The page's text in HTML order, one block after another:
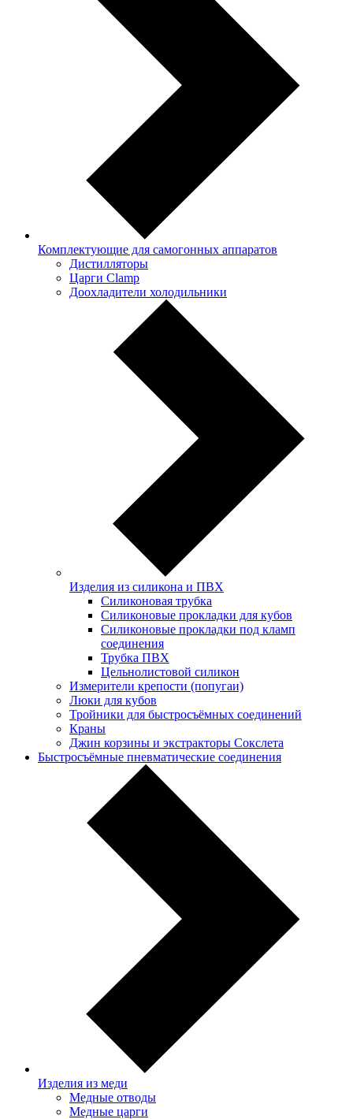
Комплектующие для самогонных аппаратов
Дистилляторы
Царги Clamp
Доохладители холодильники
Изделия из силикона и ПВХ
Силиконовая трубка
Силиконовые прокладки для кубов
Силиконовые прокладки под кламп
соединения
Трубка ПВХ
Цельнолистовой силикон
Измерители крепости (попугаи)
Люки для кубов
Тройники для быстросъёмных соединений
Краны
Джин корзины и экстракторы Сокслета
Быстросъёмные пневматические соединения
Изделия из меди
Медные отводы
Медные царги